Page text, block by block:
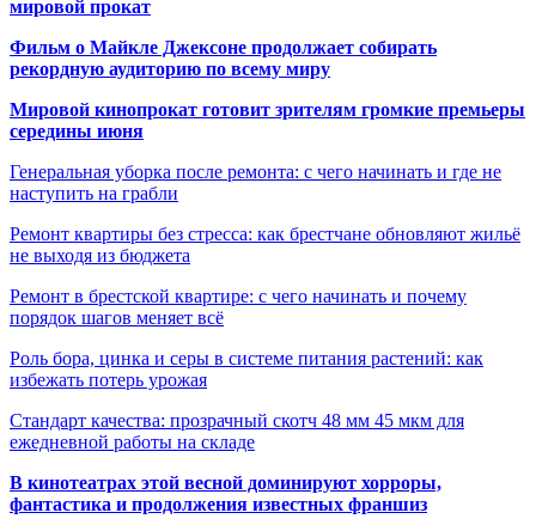
мировой прокат
Фильм о Майкле Джексоне продолжает собирать
рекордную аудиторию по всему миру
Мировой кинопрокат готовит зрителям громкие премьеры
середины июня
Генеральная уборка после ремонта: с чего начинать и где не
наступить на грабли
Ремонт квартиры без стресса: как брестчане обновляют жильё
не выходя из бюджета
Ремонт в брестской квартире: с чего начинать и почему
порядок шагов меняет всё
Роль бора, цинка и серы в системе питания растений: как
избежать потерь урожая
Стандарт качества: прозрачный скотч 48 мм 45 мкм для
ежедневной работы на складе
В кинотеатрах этой весной доминируют хорроры,
фантастика и продолжения известных франшиз